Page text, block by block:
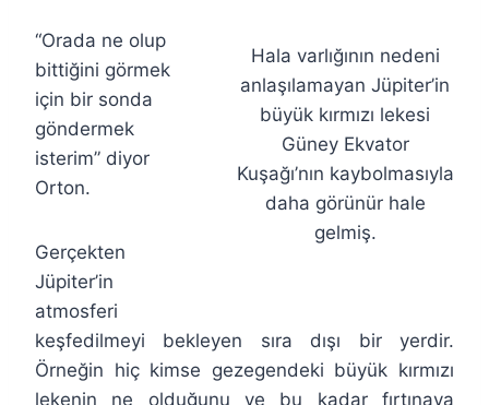
Hala varlığının nedeni
anlaşılamayan Jüpiter’in
büyük kırmızı lekesi
Güney Ekvator
Kuşağı’nın kaybolmasıyla
daha görünür hale
gelmiş.
“Orada ne olup
bittiğini görmek
için bir sonda
göndermek
isterim” diyor
Orton.
Gerçekten
Jüpiter’in
atmosferi
keşfedilmeyi bekleyen sıra dışı bir yerdir.
Örneğin hiç kimse gezegendeki büyük kırmızı
lekenin ne olduğunu ve bu kadar fırtınaya